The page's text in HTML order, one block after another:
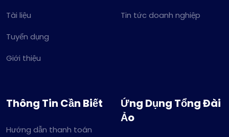
Tài liệu
Tuyển dụng
Giới thiệu
Tin tức doanh nghiệp
Thông Tin Cần Biết
Hướng dẫn thanh toán
Ứng Dụng Tổng Đài
Ảo